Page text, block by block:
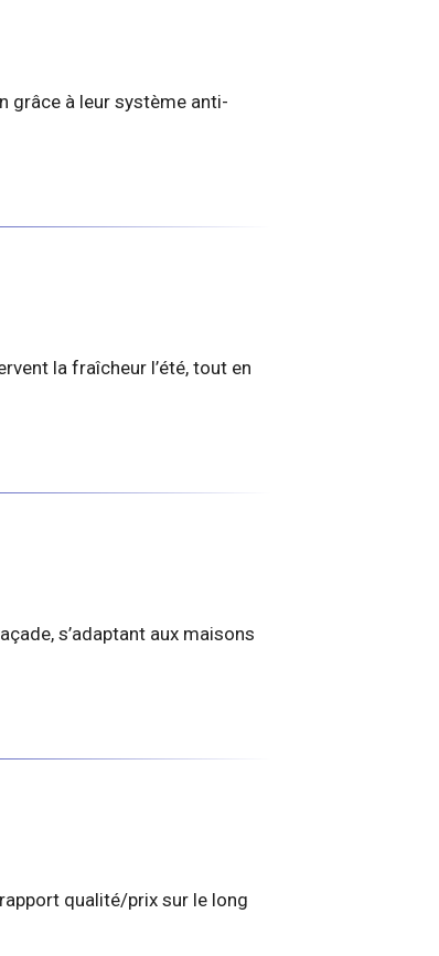
grâce à leur système anti-
la fraîcheur l’été, tout en
s’adaptant aux maisons
qualité/prix sur le long